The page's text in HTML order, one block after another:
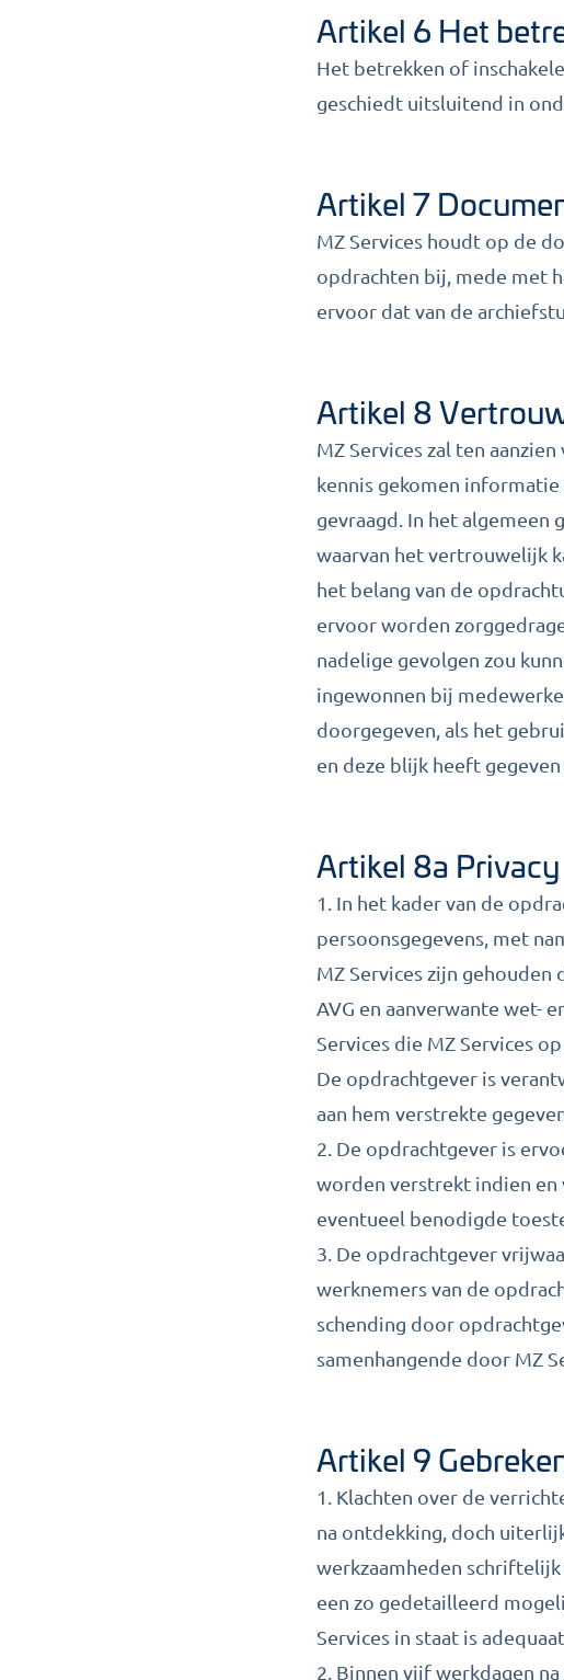
Artikel 6 Het
Het betrekken of
geschiedt uitsluitend in
Artikel 7
MZ Services houdt op de
opdrachten bij, mede met
ervoor dat van de
Artikel 8
MZ Services zal ten
kennis gekomen
gevraagd. In het
waarvan het vertrouwelijk
het belang van de
ervoor worden
nadelige gevolgen zou
ingewonnen bij
doorgegeven, als het
en deze blijk heeft
Artikel 8a Privacy
1. In het kader van de
persoonsgegevens, met
MZ Services zijn
AVG en aanverwante wet-
Services die MZ Services
De opdrachtgever is
aan hem verstrekte
2. De opdrachtgever is
worden verstrekt indien en
eventueel benodigde
3. De opdrachtgever
werknemers van de
schending door
samenhangende door MZ
Artikel 9
1. Klachten over de
na ontdekking, doch
werkzaamheden
een zo gedetailleerd
Services in staat is
2. Binnen vijf werkdagen